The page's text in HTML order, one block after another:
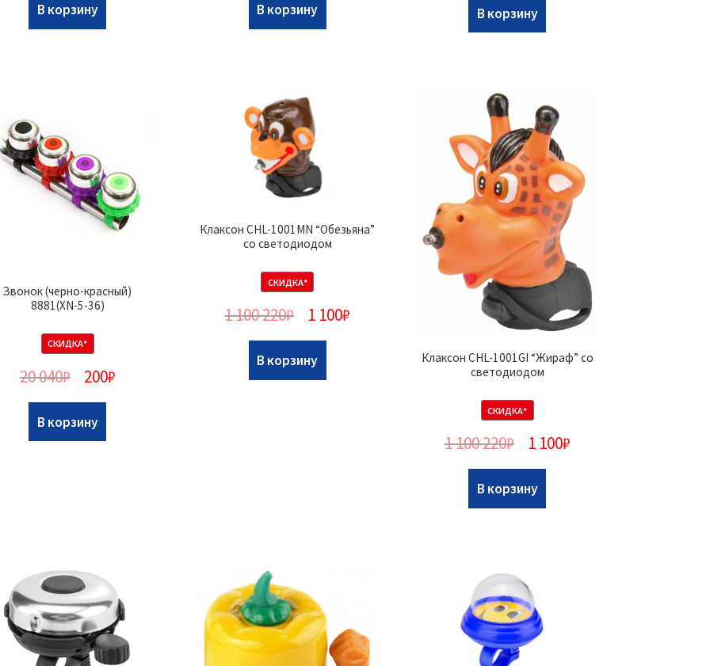
В корзину В корзину В корзину
Звонок (черно-красный)
8881(XN-5-36)
СКИДКА*
20 040₽ 200₽
В корзину
Клаксон CHL-1001MN “Обезьяна”
со светодиодом
СКИДКА*
1 100 220₽ 1 100₽
В корзину
Клаксон CHL-1001GI “Жираф” со
светодиодом
СКИДКА*
1 100 220₽ 1 100₽
В корзину